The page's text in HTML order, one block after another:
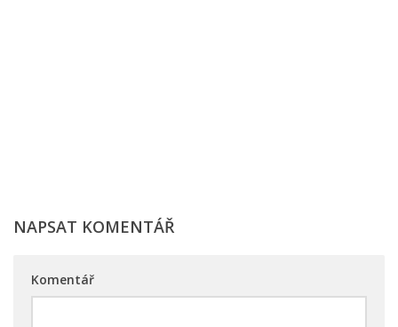
NAPSAT KOMENTÁŘ
Komentář